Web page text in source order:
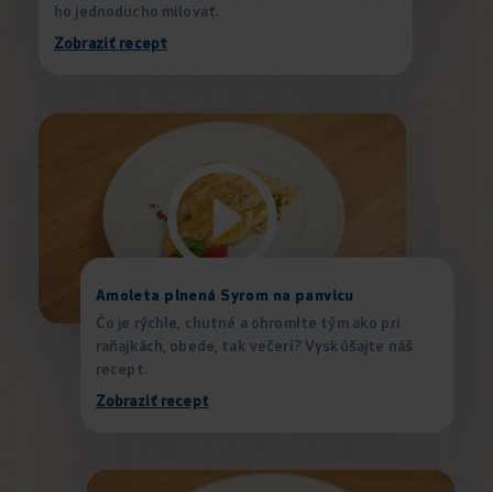
ho jednoducho milovať.
Zobraziť recept
Amoleta plnená Syrom na panvicu
Čo je rýchle, chutné a ohromíte tým ako pri
raňajkách, obede, tak večeri? Vyskúšajte náš
recept.
Zobraziť recept